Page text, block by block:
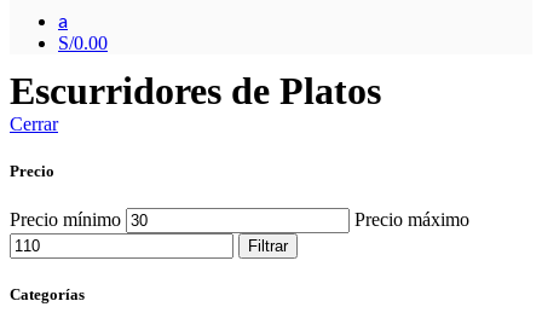
a
S/0.00
Escurridores de Platos
Cerrar
Precio
Precio mínimo Precio máximo
Filtrar
Categorías